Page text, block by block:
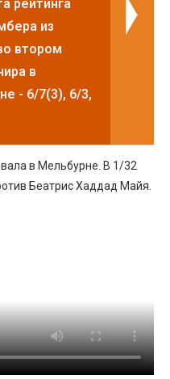
рейтинга
из
втором
в
- 6/7(3), 6/3,
в Мельбурне. В 1/32
Беатрис Хаддад Майя.